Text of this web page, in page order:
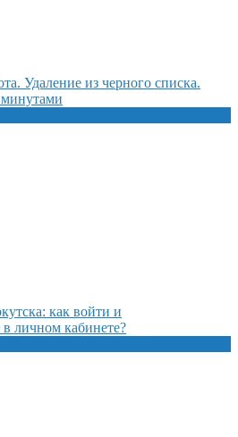
Удаление из черного списка.
как войти и
в личном кабинете?